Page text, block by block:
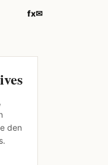
fx✉
den